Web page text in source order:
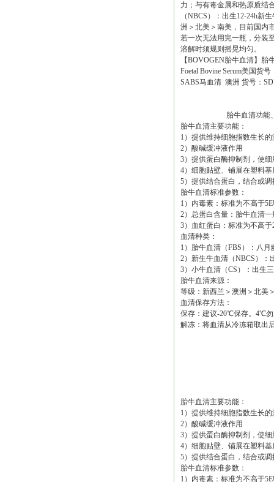
力；与有毒金属和热原质结
（NBCS）：出生12-24h新
洲＞北美＞南美，目前国内
若一次无法用完一瓶，分装
溶解时须规则摇晃均匀。
【BOVOGEN胎牛血清】胎
Foetal Bovine Serum美国货
SABS马血清 澳洲 货号：
胎牛血清功能、参
胎牛血清主要功能：
1）提供维持细胞指数生长的
2）酸碱缓冲液作用
3）提供蛋白酶抑制剂，使
4）细胞贴壁、铺展在塑料
5）提供结合蛋白，结合或
胎牛血清标准参数：
1）内毒素：标准为不高于
2）总蛋白含量：胎牛血清一
3）血红蛋白：标准为不高于
血清种类：
1）胎牛血清（FBS）：八
2）新生牛血清（NBCS）：
3）小牛血清（CS）：出生
胎牛血清来源：
等级：新西兰＞澳洲＞北美
血清保存方法：
保存：建议-20℃保存。4℃勿
解冻：将血清从冷冻箱取出
胎牛血清主要功能：
1）提供维持细胞指数生长的
2）酸碱缓冲液作用
3）提供蛋白酶抑制剂，使
4）细胞贴壁、铺展在塑料
5）提供结合蛋白，结合或
胎牛血清标准参数：
1）内毒素：标准为不高于